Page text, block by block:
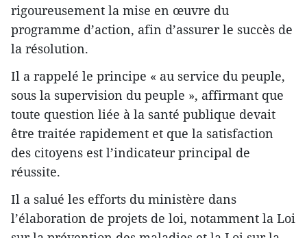
rigoureusement la mise en œuvre du
programme d’action, afin d’assurer le succès de
la résolution.
Il a rappelé le principe « au service du peuple,
sous la supervision du peuple », affirmant que
toute question liée à la santé publique devait
être traitée rapidement et que la satisfaction
des citoyens est l’indicateur principal de
réussite.
Il a salué les efforts du ministère dans
l’élaboration de projets de loi, notamment la Loi